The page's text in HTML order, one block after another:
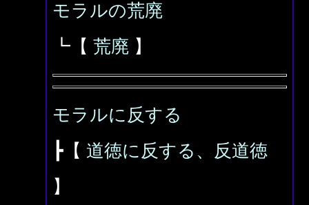
モラルの荒廃
┗【 荒廃 】
モラルに反する
┣【 道徳に反する、反道徳
】